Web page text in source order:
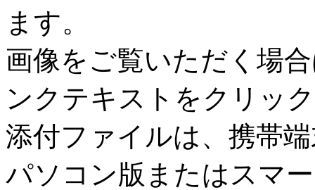
ます。
画像をご覧いただく場
ンクテキストをクリッ
添付ファイルは、携帯
パソコン版またはスマ